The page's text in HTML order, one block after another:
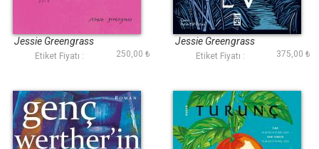
Jessie Greengrass
Etiket Fiyatı : 250,00 ₺
Issız Ev
Jessie Greengrass
Etiket Fiyatı : 375,00 ₺